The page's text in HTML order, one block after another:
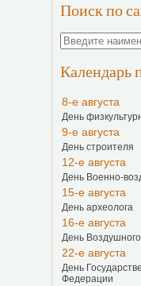
Поиск по
Календарь
8-е августа
День
9-е августа
День строителя
12-е августа
День Военно-
15-е августа
День археолога
16-е августа
День
22-е августа
День
Федерации